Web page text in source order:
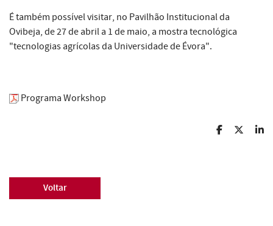
É também possível visitar, no Pavilhão Institucional da
Ovibeja, de 27 de abril a 1 de maio, a mostra tecnológica
"tecnologias agrícolas da Universidade de Évora".
Programa Workshop
Voltar